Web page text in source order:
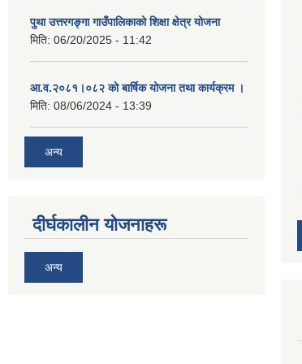
पुथा उत्तरगङ्गा गाउँपालिकाको शिक्षा क्षेत्र योजना
मिति: 06/20/2025 - 11:42
आ.व.२०८१।०८२ को बार्षिक योजना तथा कार्यक्रम ।
मिति: 08/06/2024 - 13:39
अन्य
दीर्घकालीन योजनाहरू
अन्य